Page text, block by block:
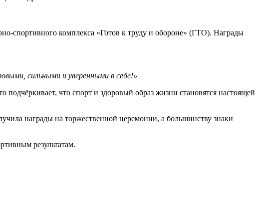
комплекса «Готов к труду и обороне» (ГТО). Награды
сильными и уверенными в себе!»
что спорт и здоровый образ жизни становятся настоящей
награды на торжественной церемонии, а большинству знаки
результатам.